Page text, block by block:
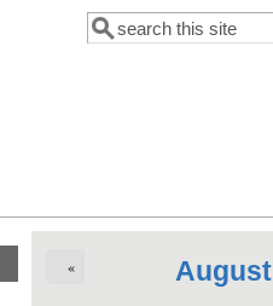
Suchformular
Suche
August
«